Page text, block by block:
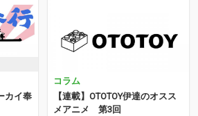
カイ奉
コラム
【連載】OTOTOY伊達のオスス
メアニメ 第3回